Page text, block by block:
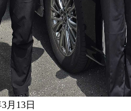
月13日